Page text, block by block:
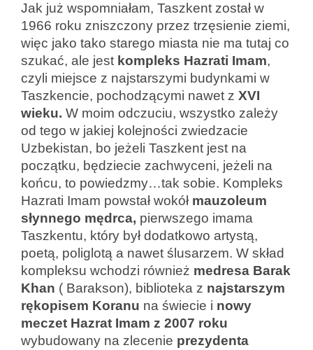
Jak już wspomniałam, Taszkent został w
1966 roku zniszczony przez trzęsienie ziemi,
więc jako tako starego miasta nie ma tutaj co
szukać, ale jest kompleks Hazrati Imam,
czyli miejsce z najstarszymi budynkami w
Taszkencie, pochodzącymi nawet z XVI
wieku. W moim odczuciu, wszystko zależy
od tego w jakiej kolejności zwiedzacie
Uzbekistan, bo jeżeli Taszkent jest na
początku, będziecie zachwyceni, jeżeli na
końcu, to powiedzmy…tak sobie. Kompleks
Hazrati Imam powstał wokół mauzoleum
słynnego mędrca, pierwszego imama
Taszkentu, który był dodatkowo artystą,
poetą, poliglotą a nawet ślusarzem. W skład
kompleksu wchodzi również medresa Barak
Khan ( Barakson), biblioteka z najstarszym
rękopisem Koranu na świecie i nowy
meczet Hazrat Imam z 2007 roku
wybudowany na zlecenie prezydenta